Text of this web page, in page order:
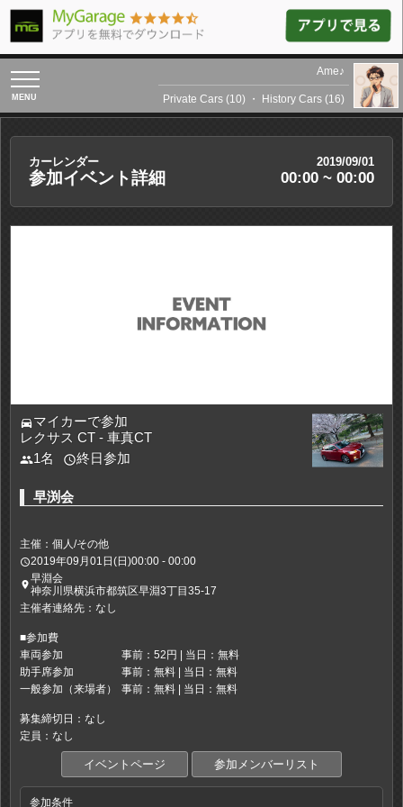
toggle
navigation
Ame♪
Private Cars (10) ・ History Cars (16)
カーレンダー 2019/09/01
参加イベント詳細 00:00 ~ 00:00
directions_carマイカーで参加
レクサス CT - 車真CT
people1名 access_time終日参加
早渕会
主催：個人/その他
access_time2019年09月01日(日)00:00 - 00:00
place早淵会
神奈川県横浜市都筑区早淵3丁目35-17
主催者連絡先：なし
■参加費
車両参加
事前：52円 | 当日：無料
助手席参加
事前：無料 | 当日：無料
一般参加（来場者）
事前：無料 | 当日：無料
募集締切日：なし
定員：なし
イベントページ 参加メンバーリスト
参加条件